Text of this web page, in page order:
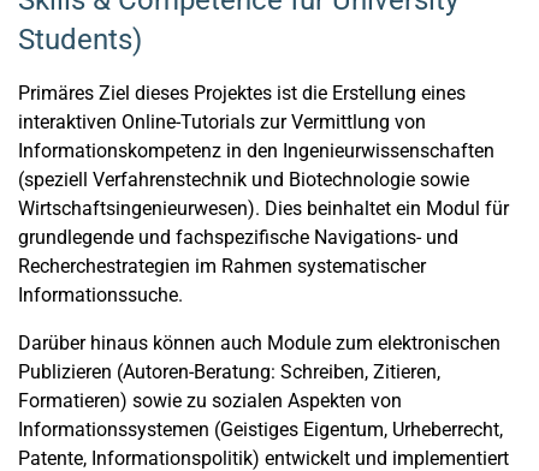
Students)
Primäres Ziel dieses Projektes ist die Erstellung eines
interaktiven Online-Tutorials zur Vermittlung von
Informationskompetenz in den Ingenieurwissenschaften
(speziell Verfahrenstechnik und Biotechnologie sowie
Wirtschaftsingenieurwesen). Dies beinhaltet ein Modul für
grundlegende und fachspezifische Navigations- und
Recherchestrategien im Rahmen systematischer
Informationssuche.
Darüber hinaus können auch Module zum elektronischen
Publizieren (Autoren-Beratung: Schreiben, Zitieren,
Formatieren) sowie zu sozialen Aspekten von
Informationssystemen (Geistiges Eigentum, Urheberrecht,
Patente, Informationspolitik) entwickelt und implementiert